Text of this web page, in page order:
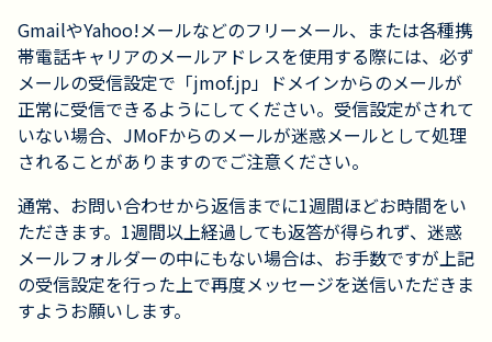
GmailやYahoo!メールなどのフリーメール、または各種携
帯電話キャリアのメールアドレスを使用する際には、必ず
メールの受信設定で「jmof.jp」ドメインからのメールが
正常に受信できるようにしてください。受信設定がされて
いない場合、JMoFからのメールが迷惑メールとして処理
されることがありますのでご注意ください。
通常、お問い合わせから返信までに1週間ほどお時間をい
ただきます。1週間以上経過しても返答が得られず、迷惑
メールフォルダーの中にもない場合は、お手数ですが上記
の受信設定を行った上で再度メッセージを送信いただきま
すようお願いします。